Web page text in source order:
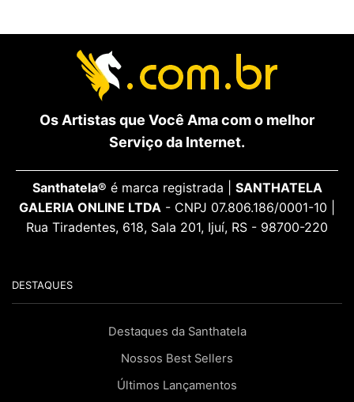
Os Artistas que Você Ama com o melhor
Serviço da Internet.
Santhatela® é marca registrada | SANTHATELA
GALERIA ONLINE LTDA - CNPJ 07.806.186/0001-10 |
Rua Tiradentes, 618, Sala 201, Ijuí, RS - 98700-220
DESTAQUES
Destaques da Santhatela
Nossos Best Sellers
Últimos Lançamentos